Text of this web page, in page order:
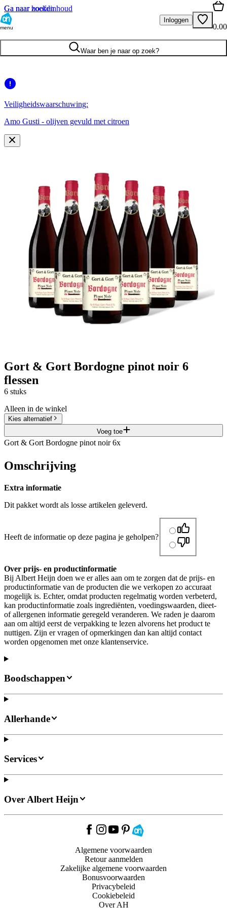
Ga naar hoofdinhoud
Ga naar zoeken
menu
Inloggen
0.00
Waar ben je naar op zoek?
Veiligheidswaarschuwing:
Amo Gusti - olijven gevuld met citroen
Gort & Gort Bordogne pinot noir 6
flessen
6 stuks
Alleen in de winkel
Kies alternatief
Voeg toe
Gort & Gort Bordogne pinot noir 6x
Omschrijving
Extra informatie
Dit pakket wordt als losse artikelen geleverd.
Heeft de informatie op deze pagina je geholpen?
Over prijs- en productinformatie
Bij Albert Heijn doen we er alles aan om te zorgen dat de prijs- en
productinformatie van de producten die we verkopen zo accuraat
mogelijk is. Echter, omdat producten regelmatig worden verbeterd,
kan productinformatie zoals ingrediënten, voedingswaarden, dieet-
of allergenen informatie geregeld veranderen. We raden je daarom
aan om altijd eerst de verpakking te lezen alvorens het product te
nuttigen. Zijn er vragen of opmerkingen dan kan altijd contact
worden opgenomen met onze klantenservice.
Boodschappen
Allerhande
Services
Over Albert Heijn
Algemene voorwaarden
Retour aanmelden
Zakelijke algemene voorwaarden
Bonusvoorwaarden
Privacybeleid
Cookiebeleid
Over AH